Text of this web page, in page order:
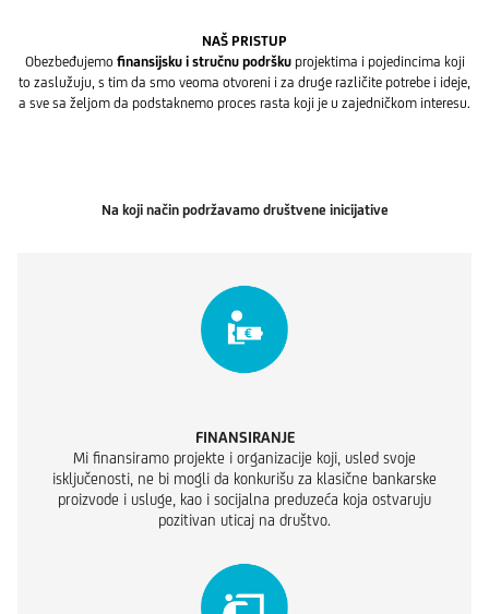
NAŠ PRISTUP
Obezbeđujemo finansijsku i stručnu podrškuprojektima i pojedincima koji
to zaslužuju, s tim da smo veoma otvoreni i za druge različite potrebe i ideje,
a sve sa željom da podstaknemo proces rasta koji je u zajedničkom interesu.
Na koji način podržavamo društvene inicijative
FINANSIRANJE
Mi finansiramo projekte i organizacije koji, usled svoje
isključenosti, ne bi mogli da konkurišu za klasične bankarske
proizvode i usluge, kao i socijalna preduzeća koja ostvaruju
pozitivan uticaj na društvo.